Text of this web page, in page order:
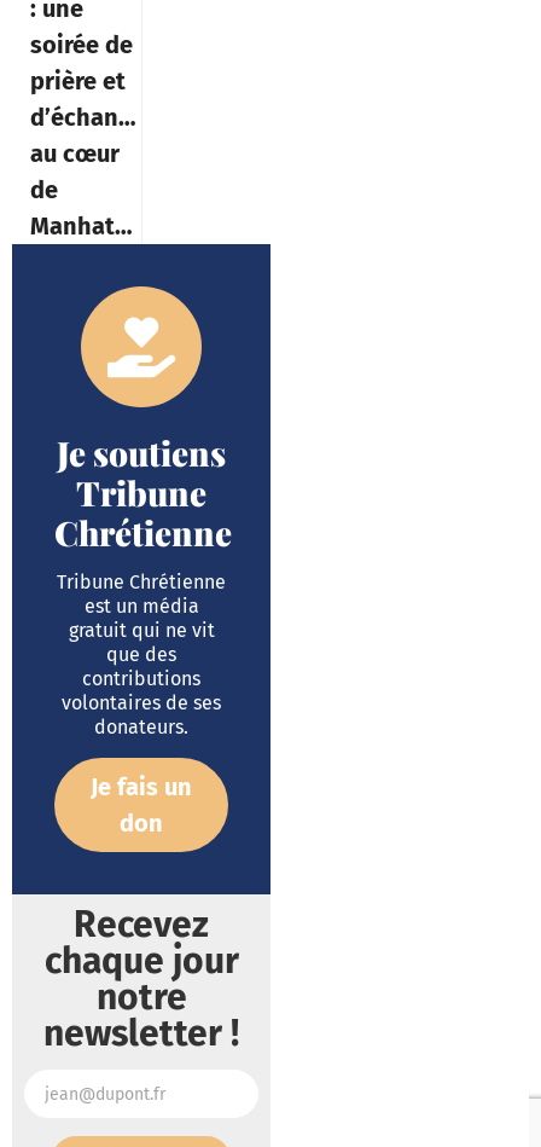
: une
soirée de
prière et
d’échange
au cœur
de
Manhattan
Je soutiens
Tribune
Chrétienne
Tribune Chrétienne
est un média
gratuit qui ne vit
que des
contributions
volontaires de ses
donateurs.
Je fais un
don
Recevez
chaque jour
notre
newsletter !